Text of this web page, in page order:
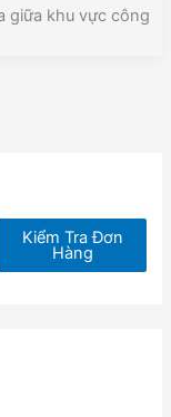
giữa khu vực công
Kiểm Tra Đơn
Hàng